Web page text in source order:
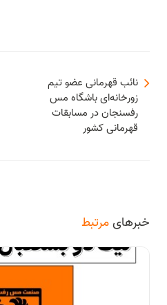
نائب قهرمانی عضو تیم
زورخانه‌ای باشگاه مس
رفسنجان در مسابقات
قهرمانی کشور
خبرهایمرتبط